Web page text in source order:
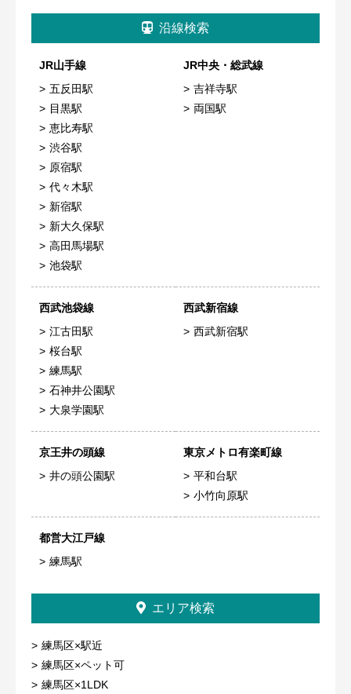
沿線検索
JR山手線
五反田駅
目黒駅
恵比寿駅
渋谷駅
原宿駅
代々木駅
新宿駅
新大久保駅
高田馬場駅
池袋駅
JR中央・総武線
吉祥寺駅
両国駅
西武池袋線
江古田駅
桜台駅
練馬駅
石神井公園駅
大泉学園駅
西武新宿線
西武新宿駅
京王井の頭線
井の頭公園駅
東京メトロ有楽町線
平和台駅
小竹向原駅
都営大江戸線
練馬駅
エリア検索
練馬区×駅近
練馬区×ペット可
練馬区×1LDK